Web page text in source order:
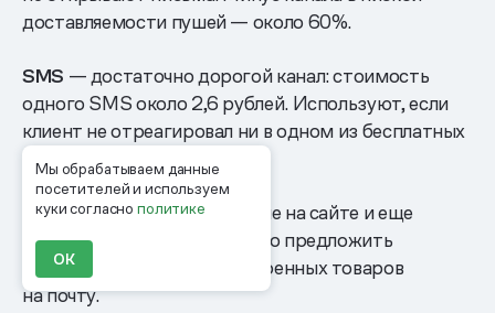
Мы обрабатываем данные
посетителей и используем
куки согласнополитике
ОК
доставляемости пушей — около 60%.
SMS — достаточно дорогой канал: стоимость
одного SMS около 2,6 рублей. Используют, если
клиент не отреагировал ни в одном из бесплатных
каналов.
Попапы:если клиент впервые на сайте и еще
не оставил контактов, можно предложить
отправить список просмотренных товаров
на почту.